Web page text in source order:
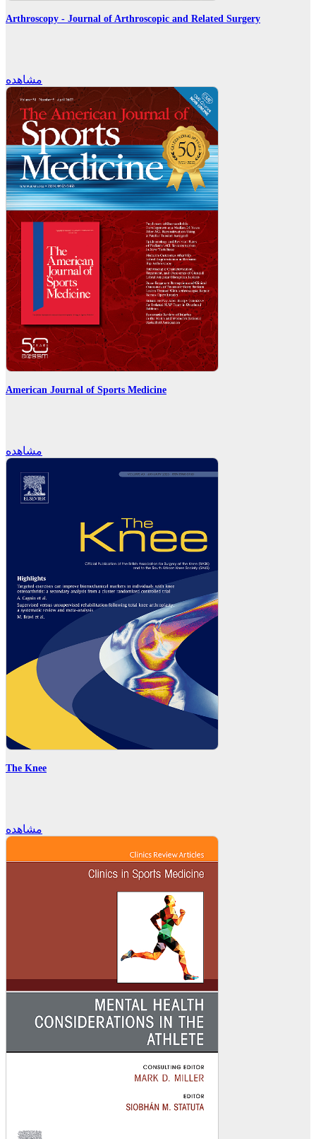
Arthroscopy - Journal of Arthroscopic and Related Surgery
مشاهده
American Journal of Sports Medicine
مشاهده
The Knee
مشاهده